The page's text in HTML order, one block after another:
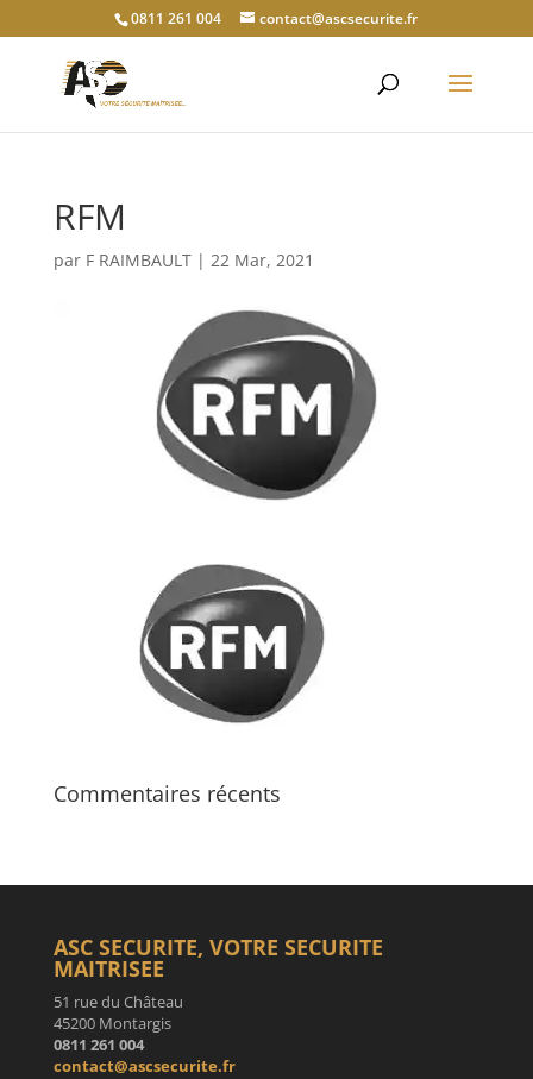
0811 261 004 contact@ascsecurite.fr
RFM
par F RAIMBAULT| 22 Mar, 2021
Commentaires récents
ASC SECURITE, VOTRE SECURITE
MAITRISEE
51 rue du Château
45200 Montargis
0811 261 004
contact@ascsecurite.fr